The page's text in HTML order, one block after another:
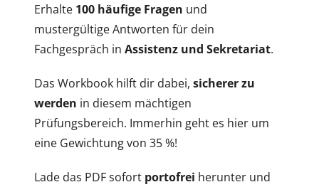
Erhalte 100 häufige Fragen und
mustergültige Antworten für dein
Fachgespräch in Assistenz und Sekretariat.
Das Workbook hilft dir dabei, sicherer zu
werden in diesem mächtigen
Prüfungsbereich. Immerhin geht es hier um
eine Gewichtung von 35 %!
Lade das PDF sofort portofrei herunter und